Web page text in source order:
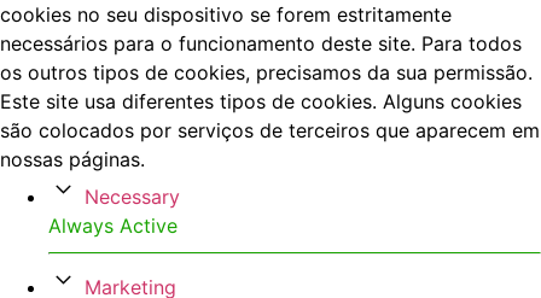
cookies no seu dispositivo se forem estritamente
necessários para o funcionamento deste site. Para todos
os outros tipos de cookies, precisamos da sua permissão.
Este site usa diferentes tipos de cookies. Alguns cookies
são colocados por serviços de terceiros que aparecem em
nossas páginas.
Necessary
Always Active
Marketing